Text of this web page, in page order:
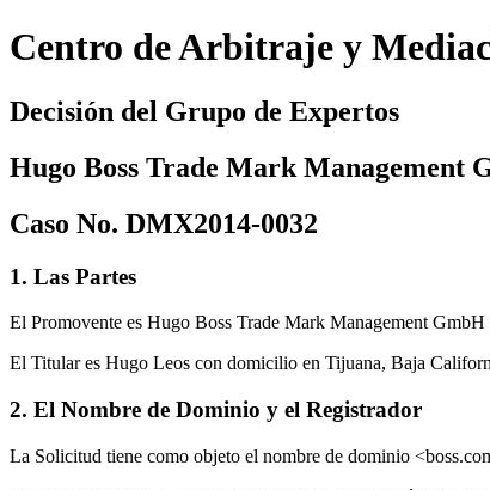
Centro de Arbitraje y
Decisión del Grupo de Expertos
Hugo Boss Trade Mark Management
Caso No. DMX2014-0032
1. Las Partes
El Promovente es Hugo Boss Trade Mark Management
El Titular es Hugo Leos con domicilio en Tijuana, Baja
2. El Nombre de Dominio y el Registrador
La Solicitud tiene como objeto el nombre de dominio